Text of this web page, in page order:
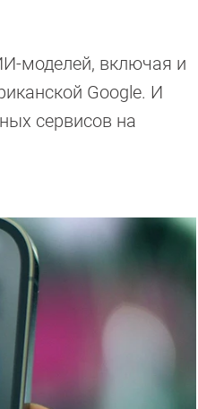
моделей, включая и
Google. И
сервисов на